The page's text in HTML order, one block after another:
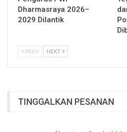
Dharmasraya 2026–
2029 Dilantik
PREV NEXT
TINGGALKAN PESANAN